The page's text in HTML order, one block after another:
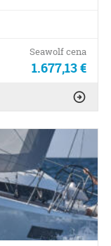
Seawolf cena
1.677,13 €